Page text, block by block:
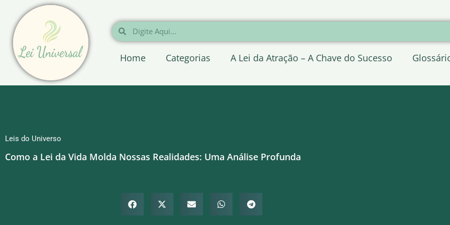
para
conteúdo
Pesquisar
Pesquisar
Home Categorias A Lei da Atração – A Chave do Sucesso
Leis do Universo
Como a Lei da Vida Molda Nossas Realidades: Uma Análise Profunda